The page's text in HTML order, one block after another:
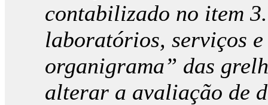
contabilizado no item
laboratórios, serviços
organigrama” das
alterar a avaliação de